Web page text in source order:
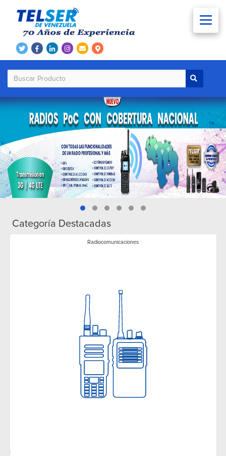
Categoría Destacadas
Radiocomunicaciones